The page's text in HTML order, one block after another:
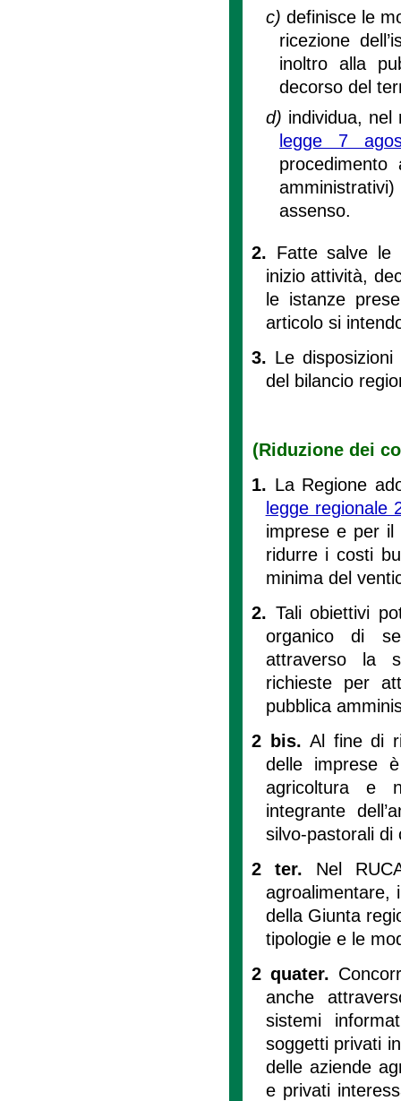
c) definisce le
ricezione
inoltro alla
decorso del
d) individua, nel
legge 7
assenso.
2. Fatte salve le
inizio attività,
le istanze
articolo si
3. Le
del bilancio
(Riduzione dei
1. La Regione
legge regionale
imprese e per il
ridurre i costi
minima del
2. Tali obiettivi
organico di
attraverso la
richieste per
pubblica
2 bis.Al fine di
delle imprese
agricoltura e
integrante
silvo-pastorali di
2 ter. Nel
agroalimentare,
della Giunta
tipologie e le
2 quater.
anche
sistemi
soggetti privati
delle aziende
e privati